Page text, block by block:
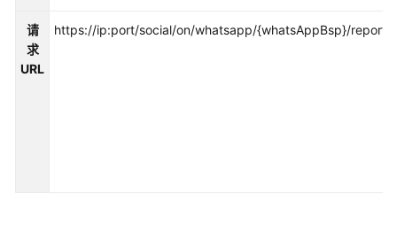
口
请
求
URL
https://ip:port/social/on/whatsapp/{whatsAppBsp}/report/